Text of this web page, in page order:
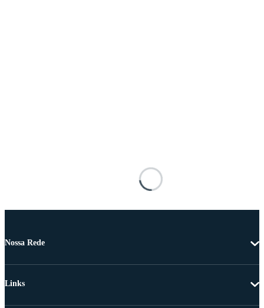
Nossa Rede
Links